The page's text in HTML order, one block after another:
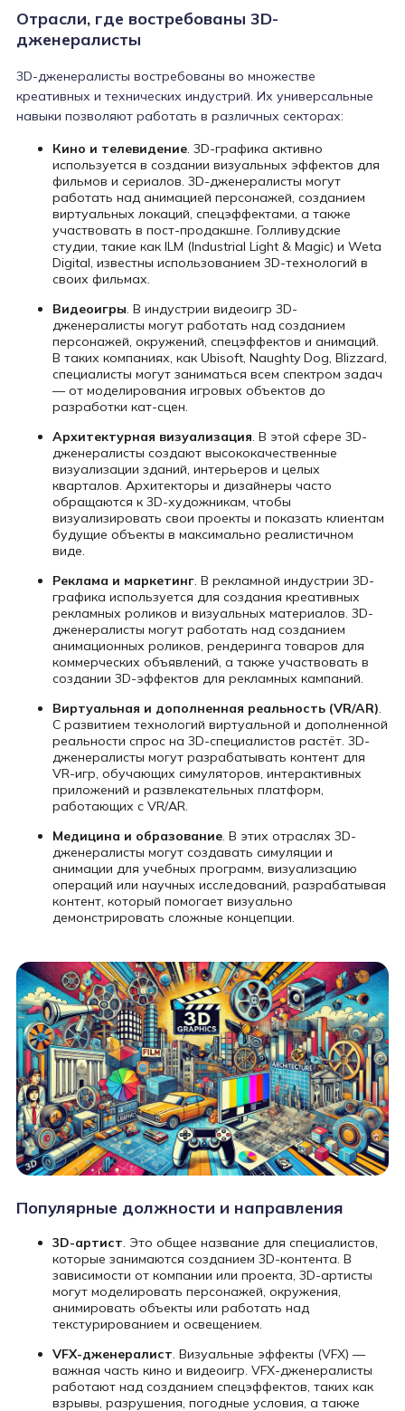
Отрасли, где востребованы 3D-
дженералисты
3D-дженералисты востребованы во множестве
креативных и технических индустрий. Их универсальные
навыки позволяют работать в различных секторах:
Кино и телевидение. 3D-графика активно
используется в создании визуальных эффектов для
фильмов и сериалов. 3D-дженералисты могут
работать над анимацией персонажей, созданием
виртуальных локаций, спецэффектами, а также
участвовать в пост-продакшне. Голливудские
студии, такие как ILM (Industrial Light & Magic) и Weta
Digital, известны использованием 3D-технологий в
своих фильмах.
Видеоигры. В индустрии видеоигр 3D-
дженералисты могут работать над созданием
персонажей, окружений, спецэффектов и анимаций.
В таких компаниях, как Ubisoft, Naughty Dog, Blizzard,
специалисты могут заниматься всем спектром задач
— от моделирования игровых объектов до
разработки кат-сцен.
Архитектурная визуализация. В этой сфере 3D-
дженералисты создают высококачественные
визуализации зданий, интерьеров и целых
кварталов. Архитекторы и дизайнеры часто
обращаются к 3D-художникам, чтобы
визуализировать свои проекты и показать клиентам
будущие объекты в максимально реалистичном
виде.
Реклама и маркетинг. В рекламной индустрии 3D-
графика используется для создания креативных
рекламных роликов и визуальных материалов. 3D-
дженералисты могут работать над созданием
анимационных роликов, рендеринга товаров для
коммерческих объявлений, а также участвовать в
создании 3D-эффектов для рекламных кампаний.
Виртуальная и дополненная реальность (VR/AR).
С развитием технологий виртуальной и дополненной
реальности спрос на 3D-специалистов растёт. 3D-
дженералисты могут разрабатывать контент для
VR-игр, обучающих симуляторов, интерактивных
приложений и развлекательных платформ,
работающих с VR/AR.
Медицина и образование. В этих отраслях 3D-
дженералисты могут создавать симуляции и
анимации для учебных программ, визуализацию
операций или научных исследований, разрабатывая
контент, который помогает визуально
демонстрировать сложные концепции.
Популярные должности и направления
3D-артист . Это общее название для специалистов,
которые занимаются созданием 3D-контента. В
зависимости от компании или проекта, 3D-артисты
могут моделировать персонажей, окружения,
анимировать объекты или работать над
текстурированием и освещением.
VFX-дженералист . Визуальные эффекты (VFX) —
важная часть кино и видеоигр. VFX-дженералисты
работают над созданием спецэффектов, таких как
взрывы, разрушения, погодные условия, а также